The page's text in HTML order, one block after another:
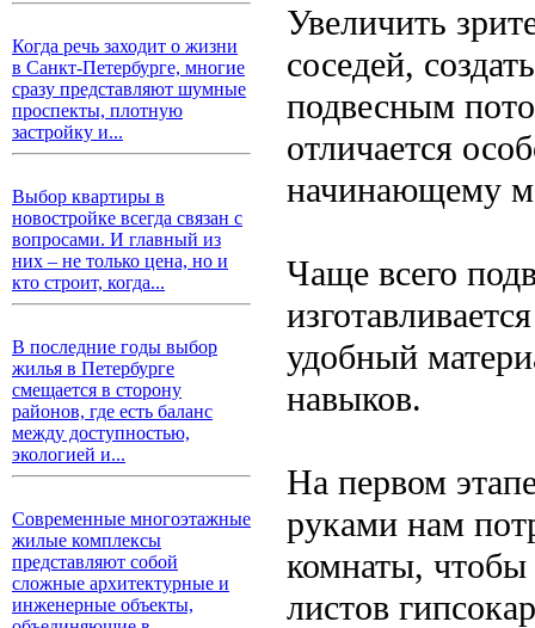
Когда речь заходит о жизни
в Санкт-Петербурге, многие
сразу представляют шумные
проспекты, плотную
застройку и...
Выбор квартиры в
новостройке всегда связан с
вопросами. И главный из
них – не только цена, но и
кто строит, когда...
В последние годы выбор
жилья в Петербурге
смещается в сторону
районов, где есть баланс
между доступностью,
экологией и...
Современные многоэтажные
жилые комплексы
представляют собой
сложные архитектурные и
инженерные объекты,
Увеличить
соседей,
подвесным
отличается
начинающему
Чаще всего
удобный
навыков.
На первом
руками нам
комнаты, чтобы
листов